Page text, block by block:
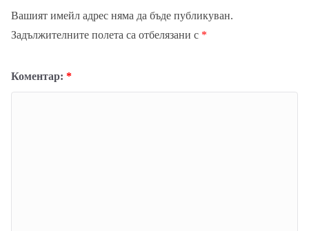
Вашият имейл адрес няма да бъде публикуван.
Задължителните полета са отбелязани с *
Коментар: *